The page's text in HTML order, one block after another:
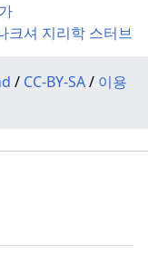
크셔 지리학 스터브
/ CC-BY-SA/ 이용